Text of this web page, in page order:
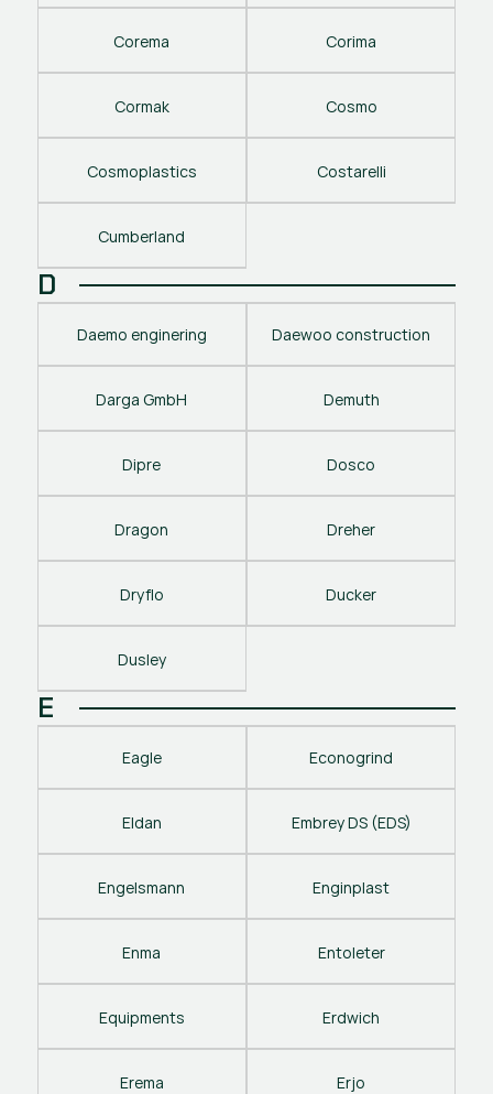
Corema Corima
Cormak Cosmo
Cosmoplastics Costarelli
Cumberland
D
Daemo enginering Daewoo construction
Darga GmbH Demuth
Dipre Dosco
Dragon Dreher
Dryflo Ducker
Dusley
E
Eagle Econogrind
Eldan Embrey DS (EDS)
Engelsmann Enginplast
Enma Entoleter
Equipments Erdwich
Erema Erjo